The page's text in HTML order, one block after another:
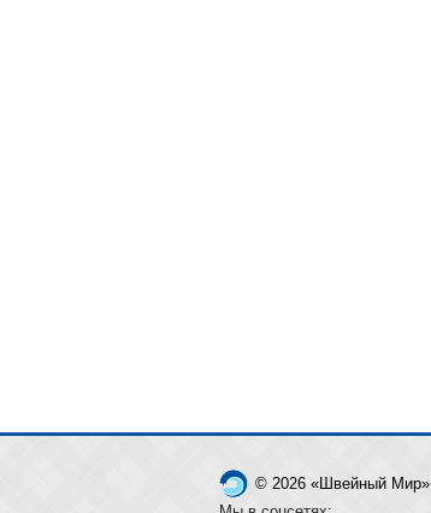
© 2026 «Швейный Мир»